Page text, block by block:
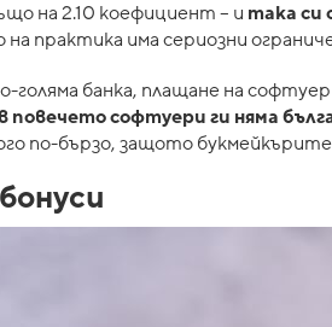
на 2.10 коефициент – и така си
практика има сериозни
голяма банка, плащане на
софтуери ги няма
по-бързо, защото